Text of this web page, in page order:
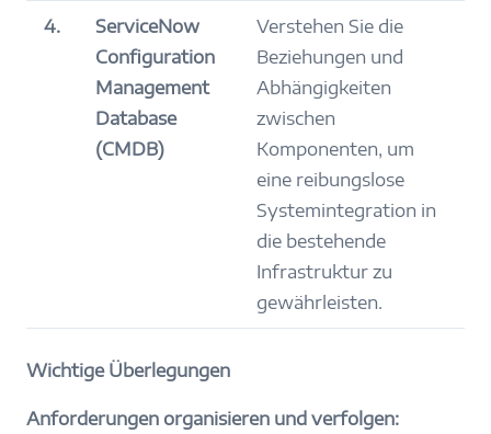
4.
ServiceNow
Configuration
Management
Database
(CMDB)
Verstehen Sie die
Beziehungen und
Abhängigkeiten
zwischen
Komponenten, um
eine reibungslose
Systemintegration in
die bestehende
Infrastruktur zu
gewährleisten.
Wichtige Überlegungen
Anforderungen organisieren und verfolgen: